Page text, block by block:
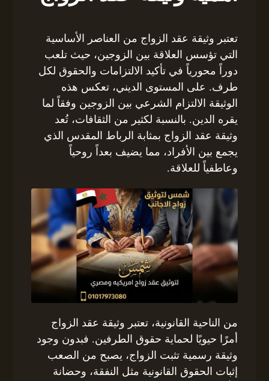
تعتبر وثيقة عقد الزواج من العناصر الأساسية
التي تؤسس العلاقة بين الزوجين، حيث تلعب
دوراً محورياً في تأكيد الالتزامات والحقوق لكل
طرف. على المستوى الديني، تعكس هذه
الوثيقة الالتزام الشرعي بين الزوجين وفقاً لما
يقره الدين. بالنسبة لكثير من الثقافات، تُعد
وثيقة عقد الزواج بمثابة الرباط المقدس الذي
يجمع بين الأفراد، مما يضيف بعداً روحياً
وعاطفياً للعلاقة.
من الناحية القانونية، تعتبر وثيقة عقد الزواج
أمرًا حيويًا لحماية حقوق الطرفين. فبدون وجود
وثيقة رسمية تثبت الزواج، يصبح من الصعب
إثبات الحقوق القانونية مثل النفقة، وحضانة